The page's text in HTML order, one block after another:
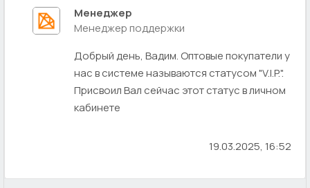
Менеджер
Менеджер поддержки
Добрый день, Вадим. Оптовые покупатели у
нас в системе называются статусом "V.I.P.".
Присвоил Вал сейчас этот статус в личном
кабинете
19.03.2025, 16:52